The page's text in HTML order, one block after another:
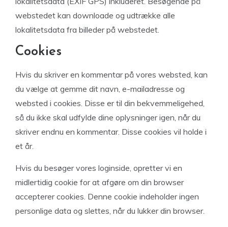
webstedet kan downloade og udtrække alle
lokalitetsdata fra billeder på webstedet.
Cookies
Hvis du skriver en kommentar på vores websted, kan
du vælge at gemme dit navn, e-mailadresse og
websted i cookies. Disse er til din bekvemmeligehed,
så du ikke skal udfylde dine oplysninger igen, når du
skriver endnu en kommentar. Disse cookies vil holde i
et år.
Hvis du besøger vores loginside, opretter vi en
midlertidig cookie for at afgøre om din browser
accepterer cookies. Denne cookie indeholder ingen
personlige data og slettes, når du lukker din browser.